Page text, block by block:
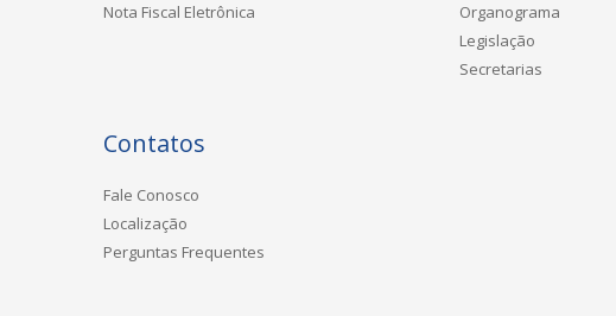
Nota Fiscal Eletrônica
Organograma
Legislação
Secretarias
Contatos
Fale Conosco
Localização
Perguntas Frequentes